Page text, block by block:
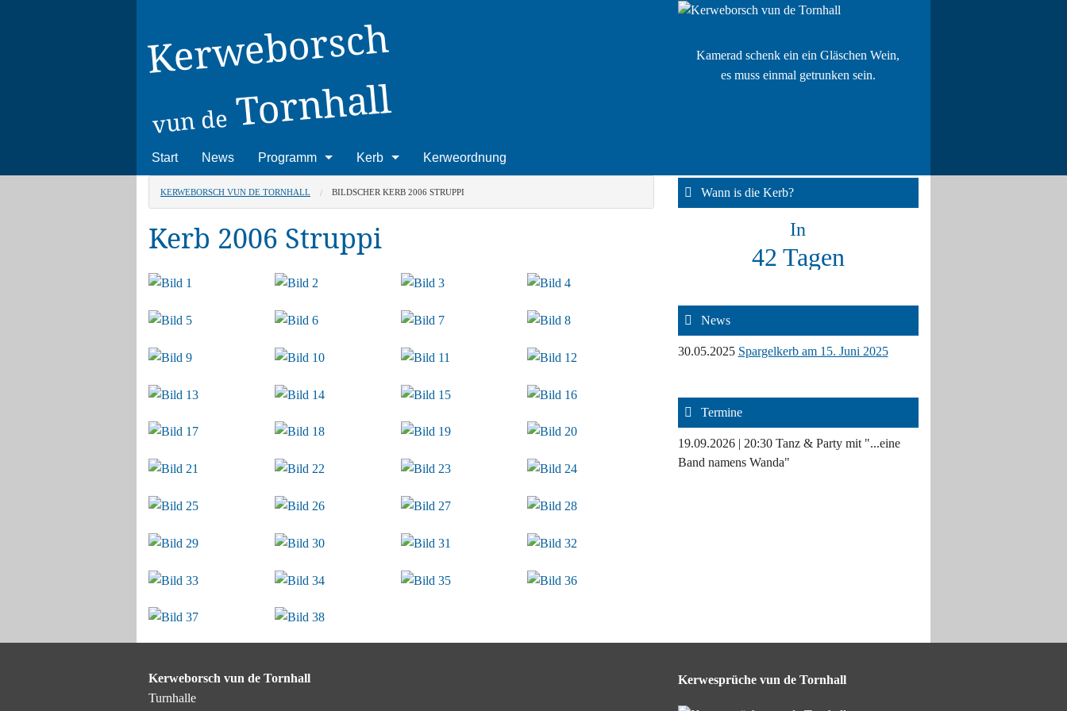
Kerweborsch
vun deTornhall
Kamerad schenk ein ein Gläschen Wein,
es muss einmal getrunken sein.
Start News Programm
Kerwefreitag
Kerwesamstag
Kerb
Kerwesonntag
Kerwemontag
Kerwewätz
Kerweordnung
KERWEBORSCH VUN DE TORNHALL BILDSCHER KERB 2006 STRUPPI
Kerb 2006 Struppi
Wann is die Kerb?
In
42 Tagen
News
30.05.2025 Spargelkerb am 15. Juni 2025
Termine
19.09.2026 | 20:30Tanz & Party mit "...eine
Band namens Wanda"
Kerweborsch vun de Tornhall
Turnhalle
Kerwesprüche vun de Tornhall